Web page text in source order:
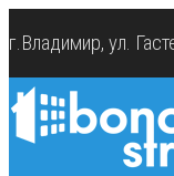
г.Владимир, ул.